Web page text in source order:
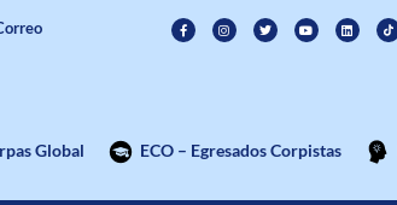
Global ECO – Egresados Corpistas